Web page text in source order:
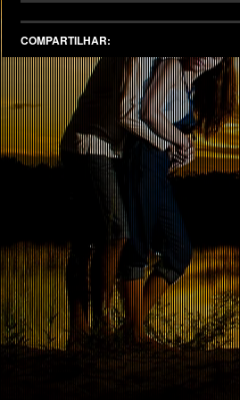
COMPARTILHAR: